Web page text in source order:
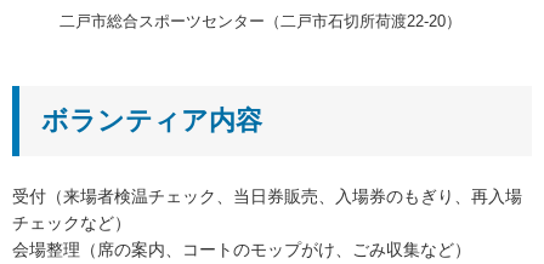
二戸市総合スポーツセンター（二戸市石切所荷渡22-20）
ボランティア内容
受付（来場者検温チェック、当日券販売、入場券のもぎり、再入場
チェックなど）
会場整理（席の案内、コートのモップがけ、ごみ収集など）